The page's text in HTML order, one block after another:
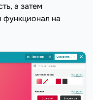
а затем
функционал на